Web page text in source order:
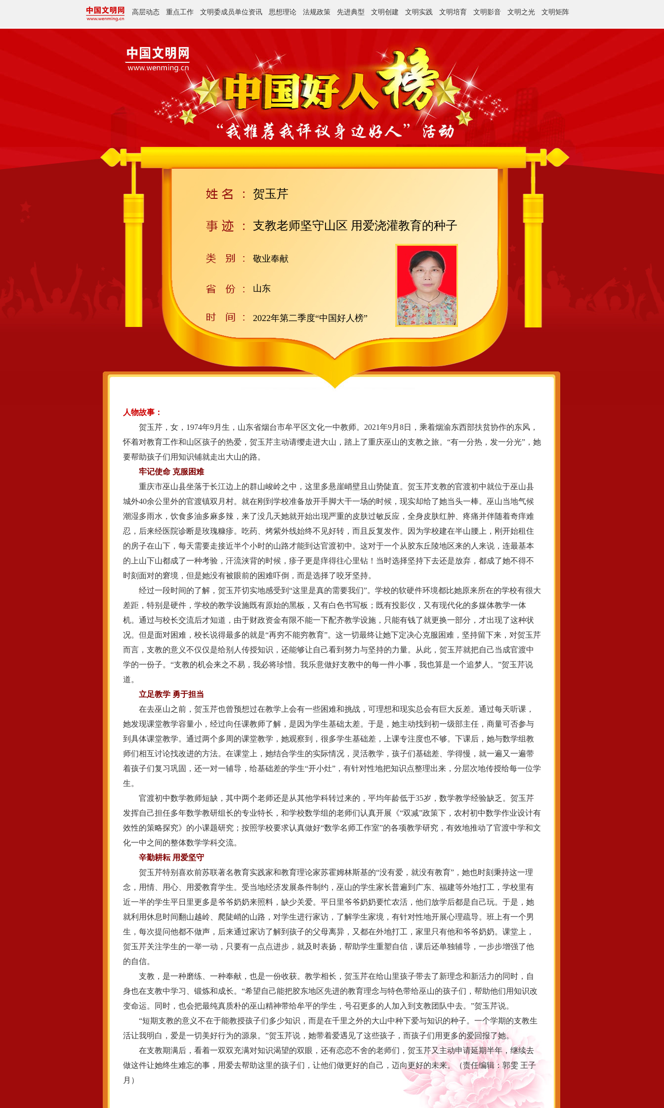
高层动态 重点工作 文明委成员单位资讯 思想理论 法规政策 先进典型 文明创建 文明实践 文明培育 文明影音 文明之光 文明矩阵
贺玉芹
支教老师坚守山区 用爱浇灌教育的种子
敬业奉献
山东
2022年第二季度“中国好人榜”
人物故事：
贺玉芹，女，1974年9月生，山东省烟台市牟平区文化一中教师。2021年9月8日，乘着烟渝东西部扶贫协作的东风，
怀着对教育工作和山区孩子的热爱，贺玉芹主动请缨走进大山，踏上了重庆巫山的支教之旅。“有一分热，发一分光”，她
要帮助孩子们用知识铺就走出大山的路。
牢记使命 克服困难
重庆市巫山县坐落于长江边上的群山峻岭之中，这里多悬崖峭壁且山势陡直。贺玉芹支教的官渡初中就位于巫山县
城外40余公里外的官渡镇双月村。就在刚到学校准备放开手脚大干一场的时候，现实却给了她当头一棒。巫山当地气候
潮湿多雨水，饮食多油多麻多辣，来了没几天她就开始出现严重的皮肤过敏反应，全身皮肤红肿、疼痛并伴随着奇痒难
忍，后来经医院诊断是玫瑰糠疹。吃药、烤紫外线始终不见好转，而且反复发作。因为学校建在半山腰上，刚开始租住
的房子在山下，每天需要走接近半个小时的山路才能到达官渡初中。这对于一个从胶东丘陵地区来的人来说，连最基本
的上山下山都成了一种考验，汗流浃背的时候，疹子更是痒得往心里钻！当时选择坚持下去还是放弃，都成了她不得不
时刻面对的窘境，但是她没有被眼前的困难吓倒，而是选择了咬牙坚持。
经过一段时间的了解，贺玉芹切实地感受到“这里是真的需要我们”。学校的软硬件环境都比她原来所在的学校有很大
差距，特别是硬件，学校的教学设施既有原始的黑板，又有白色书写板；既有投影仪，又有现代化的多媒体教学一体
机。通过与校长交流后才知道，由于财政资金有限不能一下配齐教学设施，只能有钱了就更换一部分，才出现了这种状
况。但是面对困难，校长说得最多的就是“再穷不能穷教育”。这一切最终让她下定决心克服困难，坚持留下来，对贺玉芹
而言，支教的意义不仅仅是给别人传授知识，还能够让自己看到努力与坚持的力量。从此，贺玉芹就把自己当成官渡中
学的一份子。“支教的机会来之不易，我必将珍惜。我乐意做好支教中的每一件小事，我也算是一个追梦人。”贺玉芹说
道。
立足教学 勇于担当
在去巫山之前，贺玉芹也曾预想过在教学上会有一些困难和挑战，可理想和现实总会有巨大反差。通过每天听课，
她发现课堂教学容量小，经过向任课教师了解，是因为学生基础太差。于是，她主动找到初一级部主任，商量可否参与
到具体课堂教学。通过两个多周的课堂教学，她观察到，很多学生基础差，上课专注度也不够。下课后，她与数学组教
师们相互讨论找改进的方法。在课堂上，她结合学生的实际情况，灵活教学，孩子们基础差、学得慢，就一遍又一遍带
着孩子们复习巩固，还一对一辅导，给基础差的学生“开小灶”，有针对性地把知识点整理出来，分层次地传授给每一位学
生。
官渡初中数学教师短缺，其中两个老师还是从其他学科转过来的，平均年龄低于35岁，数学教学经验缺乏。贺玉芹
发挥自己担任多年数学教研组长的专业特长，和学校数学组的老师们认真开展《“双减”政策下，农村初中数学作业设计有
效性的策略探究》的小课题研究；按照学校要求认真做好“数学名师工作室”的各项教学研究，有效地推动了官渡中学和文
化一中之间的整体数学学科交流。
辛勤耕耘 用爱坚守
贺玉芹特别喜欢前苏联著名教育实践家和教育理论家苏霍姆林斯基的“没有爱，就没有教育”，她也时刻秉持这一理
念，用情、用心、用爱教育学生。受当地经济发展条件制约，巫山的学生家长普遍到广东、福建等外地打工，学校里有
近一半的学生平日里更多是爷爷奶奶来照料，缺少关爱。平日里爷爷奶奶要忙农活，他们放学后都是自己玩。于是，她
就利用休息时间翻山越岭、爬陡峭的山路，对学生进行家访，了解学生家境，有针对性地开展心理疏导。班上有一个男
生，每次提问他都不做声，后来通过家访了解到孩子的父母离异，又都在外地打工，家里只有他和爷爷奶奶。课堂上，
贺玉芹关注学生的一举一动，只要有一点点进步，就及时表扬，帮助学生重塑自信，课后还单独辅导，一步步增强了他
的自信。
支教，是一种磨练、一种奉献，也是一份收获。教学相长，贺玉芹在给山里孩子带去了新理念和新活力的同时，自
身也在支教中学习、锻炼和成长。“希望自己能把胶东地区先进的教育理念与特色带给巫山的孩子们，帮助他们用知识改
变命运。同时，也会把最纯真质朴的巫山精神带给牟平的学生，号召更多的人加入到支教团队中去。”贺玉芹说。
“短期支教的意义不在于能教授孩子们多少知识，而是在千里之外的大山中种下爱与知识的种子。一个学期的支教生
活让我明白，爱是一切美好行为的源泉。”贺玉芹说，她带着爱遇见了这些孩子，而孩子们用更多的爱回报了她。
在支教期满后，看着一双双充满对知识渴望的双眼，还有恋恋不舍的老师们，贺玉芹又主动申请延期半年，继续去
做这件让她终生难忘的事，用爱去帮助这里的孩子们，让他们做更好的自己，迈向更好的未来。（责任编辑：郭雯 王子
月）